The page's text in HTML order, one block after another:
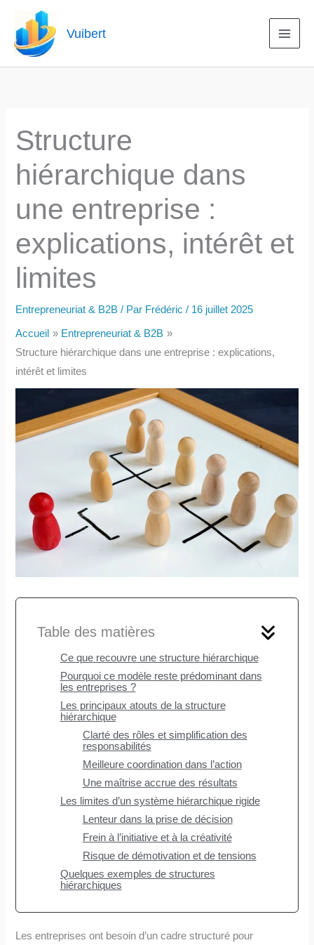
contenu
Vuibert
Structure
hiérarchique dans
une entreprise :
explications, intérêt et
limites
Entrepreneuriat & B2B / Par Frédéric/ 16 juillet 2025
Accueil
Entrepreneuriat & B2B
Structure hiérarchique dans une entreprise : explications,
intérêt et limites
Table des matières
Ce que recouvre une structure hiérarchique
Pourquoi ce modèle reste prédominant dans
les entreprises ?
Les principaux atouts de la structure
hiérarchique
Clarté des rôles et simplification des
responsabilités
Meilleure coordination dans l’action
Une maîtrise accrue des résultats
Les limites d’un système hiérarchique rigide
Lenteur dans la prise de décision
Frein à l’initiative et à la créativité
Risque de démotivation et de tensions
Quelques exemples de structures
hiérarchiques
Les entreprises ont besoin d’un cadre structuré pour